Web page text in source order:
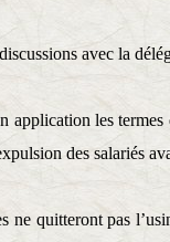
avec la
application les
des salariés
ne quitteront pas